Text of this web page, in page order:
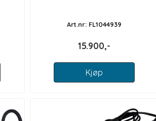
Art.nr: FL1044939
15.900,-
Kjøp